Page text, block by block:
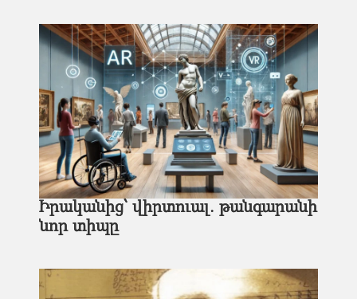
Իրականից՝ վիրտուալ. թանգարանի
նոր տիպը